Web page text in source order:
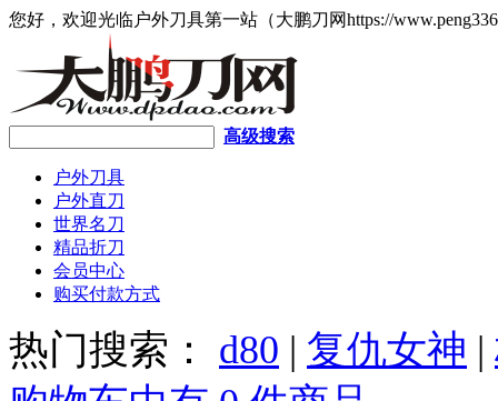
您好，欢迎光临户外刀具第一站（大鹏刀网https://
高级搜索
户外刀具
户外直刀
世界名刀
精品折刀
会员中心
购买付款方式
热门搜索： d80 | 复仇女神 |